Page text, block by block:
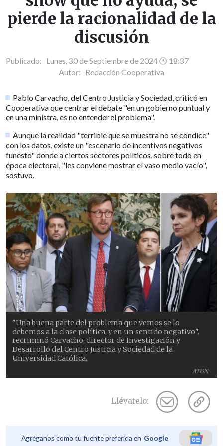
pierde la racionalidad de la
discusión
Publicado: Lunes, 30 de Septiembre de 2024 🕐 18:37
Autor: Redacción Cooperativa
Pablo Carvacho, del Centro Justicia y Sociedad, criticó en
Cooperativa que centrar el debate "en un gobierno puntual y
en una ministra, es no entender el problema".
Aunque la realidad "terrible que se muestra no se condice"
con los datos, existe un "escenario de incentivos negativos
funesto" donde a ciertos sectores políticos, sobre todo en
época electoral, "les conviene mostrar el vaso medio vacío",
sostuvo.
ATON
"Una buena parte del problema que vemos se lo
debemos a la clase política, y en un sentido negativo",
recriminó Carvacho, director de Investigación y
Desarrollo del Centro Justicia y Sociedad de la
Universidad Católica.
Llévatelo:
Agréganos como tu fuente preferida en Google